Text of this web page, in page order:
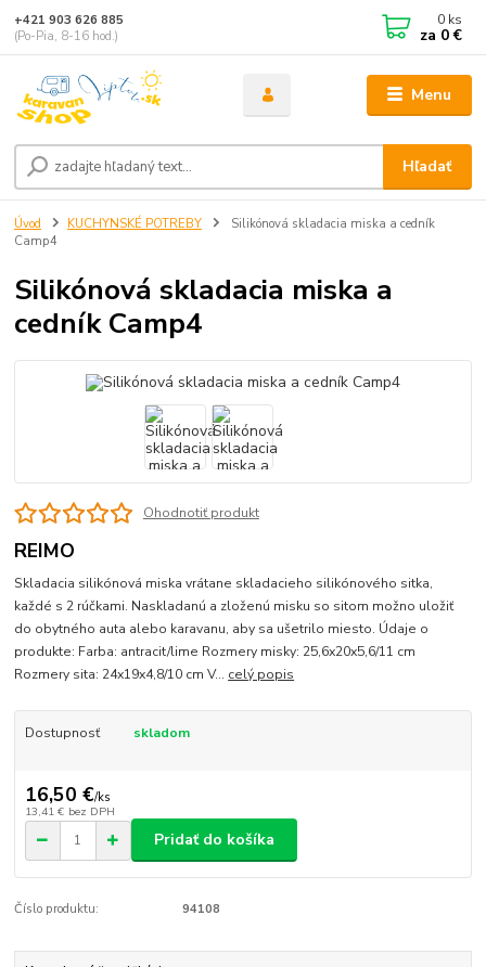
Menu
Hľadať
+421 903 626 885
(Po-Pia, 8-16 hod.)
0 ks
za 0 €
Úvod KUCHYNSKÉ POTREBY
Silikónová skladacia miska a cedník
Camp4
Silikónová skladacia miska a
cedník Camp4
Ohodnotiť produkt
REIMO
Skladacia silikónová miska vrátane skladacieho silikónového sitka,
každé s 2 rúčkami. Naskladanú a zloženú misku so sitom možno uložiť
do obytného auta alebo karavanu, aby sa ušetrilo miesto. Údaje o
produkte: Farba: antracit/lime Rozmery misky: 25,6x20x5,6/11 cm
Rozmery sita: 24x19x4,8/10 cm V... celý popis
Dostupnosť skladom
16,50 €/ks
13,41 € bez DPH
Pridať do košíka
Číslo produktu: 94108